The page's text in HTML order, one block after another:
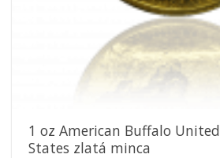
1 oz American Buffalo United
States zlatá minca